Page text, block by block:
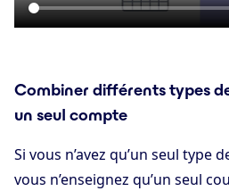
Combiner différents types
un seul compte
Si vous n’avez qu’un seul type
vous n’enseignez qu’un seul